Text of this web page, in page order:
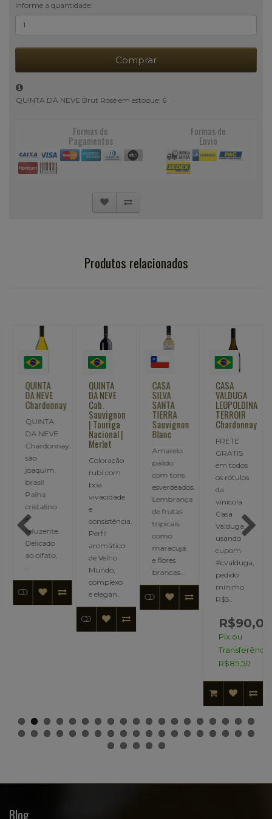
Informe a quantidade:
Comprar
QUINTA DA NEVE Brut Rosé em estoque: 6
Formas de
Pagamentos
Formas de
Envio
Produtos relacionados
QUINTA
DA NEVE
Chardonnay
QUINTA
DA NEVE
Chardonnay.
são
joaquim.
brasil
Palha
cristalino
e
reluzente.
Delicado
ao olfato,
QUINTA
DA NEVE
Cab.
Sauvignon
| Touriga
Nacional |
Merlot
Coloração
rubi com
boa
vivacidade
e
consistência.
Perfil
aromático
de Velho
Mundo,
complexo
e elegan..
CASA
SILVA
SANTA
TIERRA
Sauvignon
Blanc
Amarelo
pálido
com tons
esverdeados.
Lembrança
de frutas
tripicais
como
maracujá
e flores
brancas...
CASA
VALDUGA
LEOPOLDINA
TERROIR
Chardonnay
FRETE
GRATIS
em todos
os rótulos
da
vinícola
Casa
Valduga,
usando
cupom
#cvalduga,
pedido
mínimo
R$5..
R$90,00
Pix ou
R$85,50
Blog